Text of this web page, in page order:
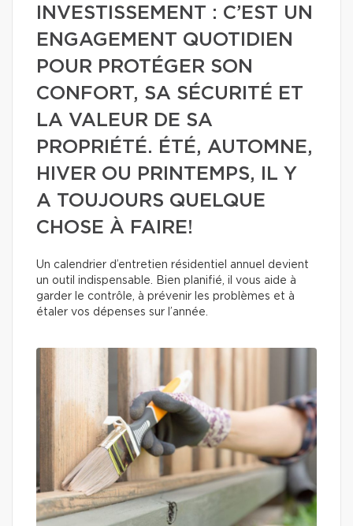
INVESTISSEMENT : C’EST UN
ENGAGEMENT QUOTIDIEN
POUR PROTÉGER SON
CONFORT, SA SÉCURITÉ ET
LA VALEUR DE SA
PROPRIÉTÉ. ÉTÉ, AUTOMNE,
HIVER OU PRINTEMPS, IL Y
A TOUJOURS QUELQUE
CHOSE À FAIRE!
Un calendrier d’entretien résidentiel annuel devient
un outil indispensable. Bien planifié, il vous aide à
garder le contrôle, à prévenir les problèmes et à
étaler vos dépenses sur l’année.